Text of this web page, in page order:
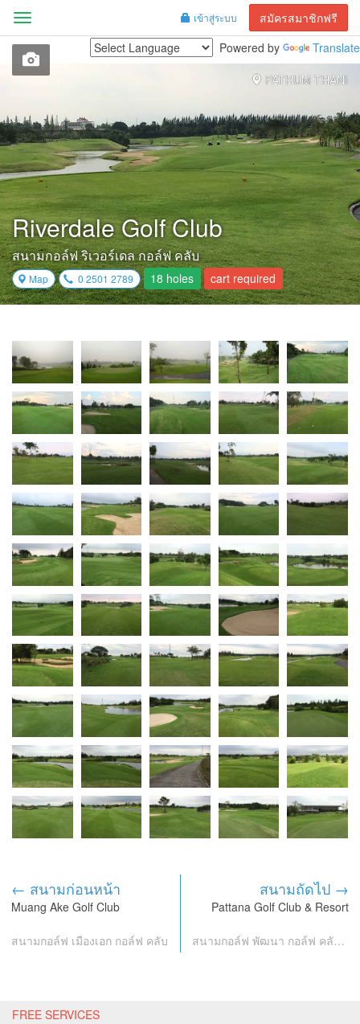
เข้าสู่ระบบ สมัครสมาชิกฟรี
Menu
Powered by
Translate
PATHUM THANI
Riverdale Golf Club
สนามกอล์ฟ ริเวอร์เดล กอล์ฟ คลับ
Map 0 2501 2789 18 holes cart required
← สนามก่อนหน้า
Muang Ake Golf Club
สนามกอล์ฟ เมืองเอก กอล์ฟ คลับ
สนามถัดไป →
Pattana Golf Club & Resort
สนามกอล์ฟ พัฒนา กอล์ฟ คลับ แอนด์ รีสอร์ท
FREE SERVICES